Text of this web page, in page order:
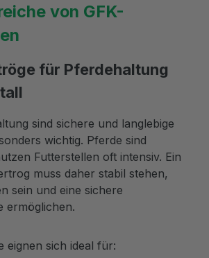
von GFK-
für Pferdehaltung
sind sichere und langlebige
wichtig. Pferde sind
Futterstellen oft intensiv. Ein
muss daher stabil stehen,
sein und eine sichere
ermöglichen.
eignen sich ideal für: